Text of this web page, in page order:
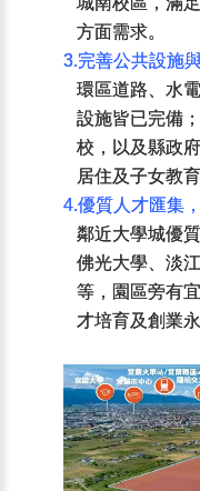
方面需求。
3.完善公共設施
環區道路、水
設施皆已完備
校，以及縣政
居住及子女教
4.優質人才匯集
鄰近大學城優
佛光大學、淡
等，園區旁有
才培育及創業